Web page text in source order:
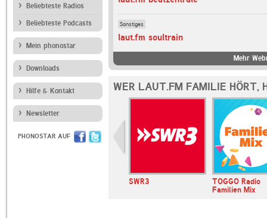
Beliebteste Radios
Beliebteste Podcasts
Mein phonostar
Downloads
Hilfe & Kontakt
Newsletter
PHONOSTAR AUF
Sonstiges
laut.fm soultrain
Mehr
WER LAUT.FM FAMILIE HÖRT,
SWR3
TOGGO Radio
Familien Mix